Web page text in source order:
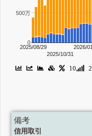
2025/08/29
2025/10/31
2026/
0
500万
10
備考
信用取引